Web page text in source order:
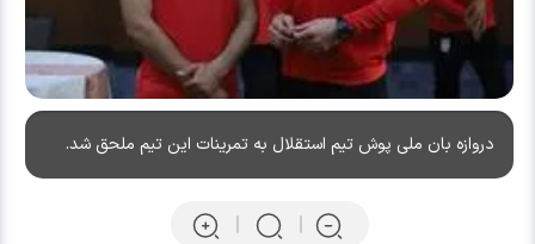
دروازه بان ملی پوش تیم استقلال به تمرینات این تیم ملحق شد.